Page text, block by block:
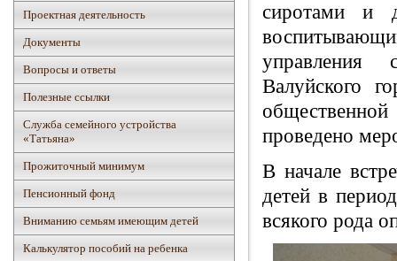
Проектная деятельность
Документы
Вопросы и ответы
Полезные ссылки
Служба семейного устройства
«Татьяна»
Прожиточный минимум
Пенсионный фонд
Вниманию семьям имеющим детей
Калькулятор пособий на ребенка
сиротами и
управления
Валуйского
проведено
В начале
детей в
всякого рода